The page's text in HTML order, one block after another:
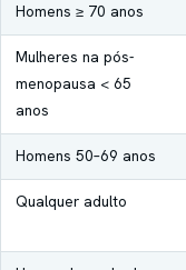
Homens ≥ 70 anos
Mulheres na pós-
menopausa < 65
anos
Homens 50–69 anos
Qualquer adulto